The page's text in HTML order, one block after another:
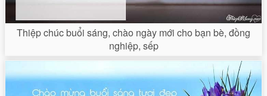
Thiệp chúc buổi sáng, chào ngày mới cho bạn bè, đồng
nghiệp, sếp